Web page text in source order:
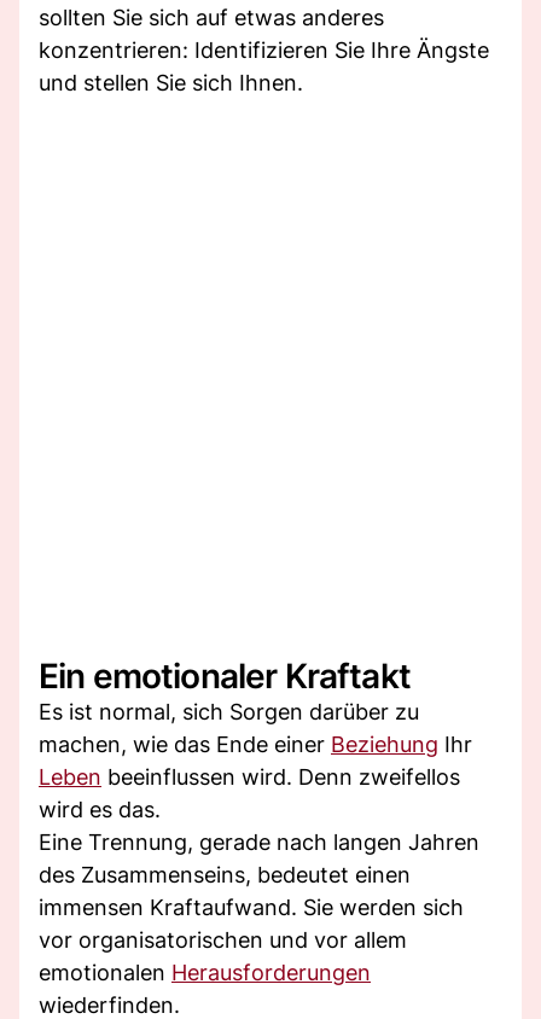
sollten Sie sich auf etwas anderes
konzentrieren: Identifizieren Sie Ihre Ängste
und stellen Sie sich Ihnen.
Ein emotionaler Kraftakt
Es ist normal, sich Sorgen darüber zu
machen, wie das Ende einer Beziehung Ihr
Leben beeinflussen wird. Denn zweifellos
wird es das.
Eine Trennung, gerade nach langen Jahren
des Zusammenseins, bedeutet einen
immensen Kraftaufwand. Sie werden sich
vor organisatorischen und vor allem
emotionalen Herausforderungen
wiederfinden.